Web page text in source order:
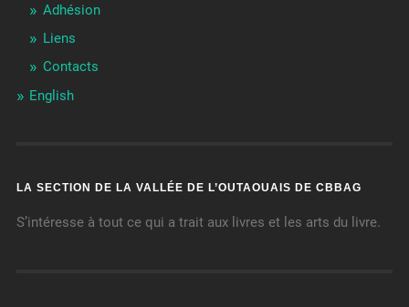
Adhésion
Liens
Contacts
English
LA SECTION DE LA VALLÉE DE L’OUTAOUAIS DE CBBAG
S’intéresse à tout ce qui a trait aux livres et les arts du livre.